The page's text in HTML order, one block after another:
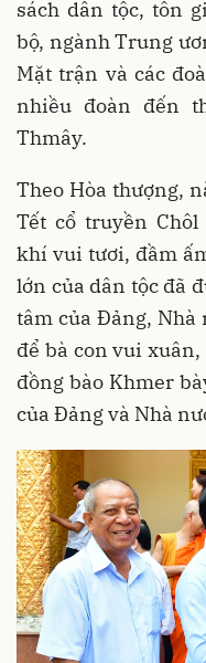
sách dân tộc, tôn
bộ, ngành Trung
Mặt trận và các
nhiều đoàn đến
Thmây.
Theo Hòa thượng,
Tết cổ truyền
khí vui tươi, đầm
lớn của dân tộc đã
tâm của Đảng, Nhà
để bà con vui
đồng bào Khmer
của Đảng và Nhà